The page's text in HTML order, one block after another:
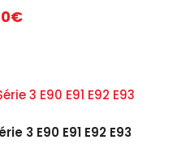
€
3 E90 E91 E92 E93